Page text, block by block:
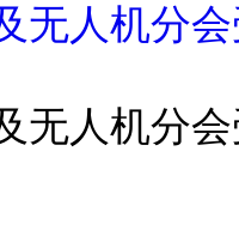
无人机分
无人机分